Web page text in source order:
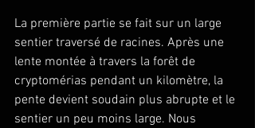
La première partie se fait sur un large
sentier traversé de racines. Après une
lente montée à travers la forêt de
cryptomérias pendant un kilomètre, la
pente devient soudain plus abrupte et le
sentier un peu moins large. Nous